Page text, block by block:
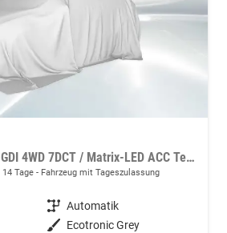
Comfort Plus 1.6 T-GDI 4WD 7DCT / Matrix-LED ACC Teilleder Shz vo+hi + Lenkradheizung Elek. Heck Alu 18"
14 Tage Fahrzeug mit Tageszulassung
Getriebe Automatik
Außenfarbe Ecotronic Grey